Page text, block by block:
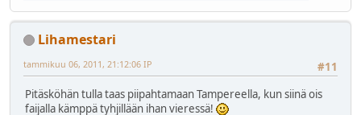
Lihamestari
#11
tammikuu 06, 2011, 21:12:06 IP
Pitäsköhän tulla taas piipahtamaan Tampereella, kun siinä ois
faijalla kämppä tyhjillään ihan vieressä!